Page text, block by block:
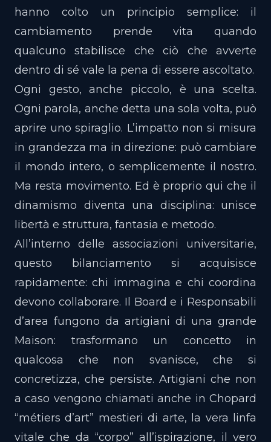
hanno colto un principio semplice: il
cambiamento prende vita quando
qualcuno stabilisce che ciò che avverte
dentro di sé vale la pena di essere ascoltato.
Ogni gesto, anche piccolo, è una scelta.
Ogni parola, anche detta una sola volta, può
aprire uno spiraglio. L’impatto non si misura
in grandezza ma in direzione: può cambiare
il mondo intero, o semplicemente il nostro.
Ma resta movimento. Ed è proprio qui che il
dinamismo diventa una disciplina: unisce
libertà e struttura, fantasia e metodo.
All’interno delle associazioni universitarie,
questo bilanciamento si acquisisce
rapidamente: chi immagina e chi coordina
devono collaborare. Il Board e i Responsabili
d’area fungono da artigiani di una grande
Maison: trasformano un concetto in
qualcosa che non svanisce, che si
concretizza, che persiste. Artigiani che non
a caso vengono chiamati anche in Chopard
“métiers d’art” mestieri di arte, la vera linfa
vitale che da “corpo” all’ispirazione, il vero